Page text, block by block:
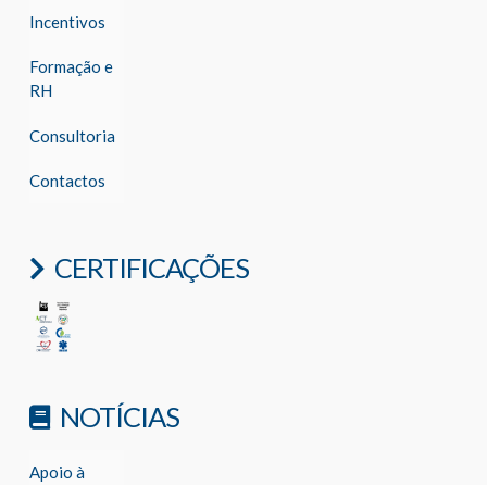
Incentivos
Formação e
RH
Consultoria
Contactos
CERTIFICAÇÕES
NOTÍCIAS
Apoio à